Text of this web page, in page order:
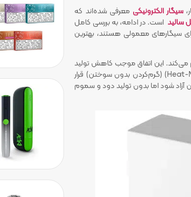
سیگار‌ الکترونیکی معرفی شده‌اند که
سالید است. در ادامه، به بررسی کامل
سیگارهای معمولی هستند، بهترین
می‌کند. این اتفاق موجب کاهش تولید
مواد شیمیایی مضر در مقایسه با سیگارهای سنتی می‌شود. این دستگاه در دسته محصولات (Heat-Not-Burn) (گرم‌کردن بدون سوختن) قرار
آزاد شود اما بدون تولید دود و سموم